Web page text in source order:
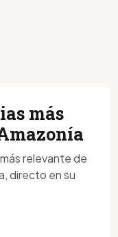
más
relevante de
directo en su